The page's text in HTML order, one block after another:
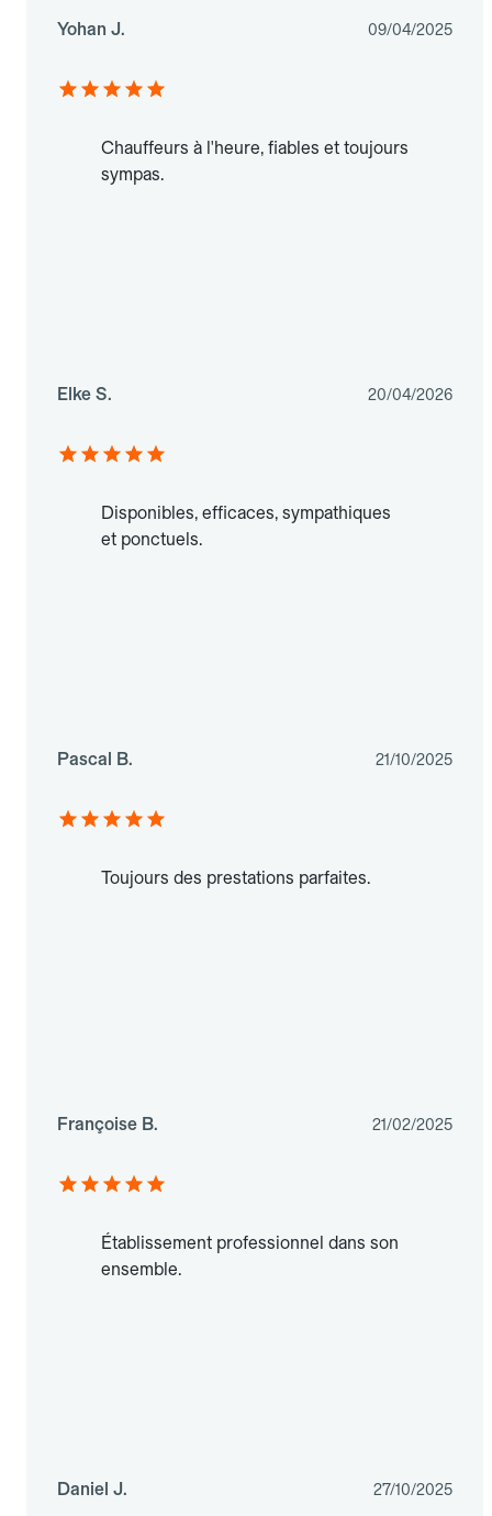
Yohan J. 09/04/2025
Chauffeurs à l'heure, fiables et toujours
sympas.
Elke S. 20/04/2026
Disponibles, efficaces, sympathiques
et ponctuels.
Pascal B. 21/10/2025
Toujours des prestations parfaites.
Françoise B. 21/02/2025
Établissement professionnel dans son
ensemble.
Daniel J. 27/10/2025